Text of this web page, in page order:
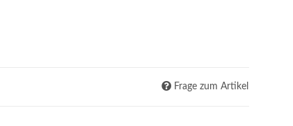
Frage zum Artikel